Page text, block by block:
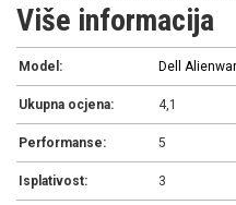
Više informacija
Model: Dell
Ukupna ocjena: 4,1
Performanse: 5
Isplativost: 3